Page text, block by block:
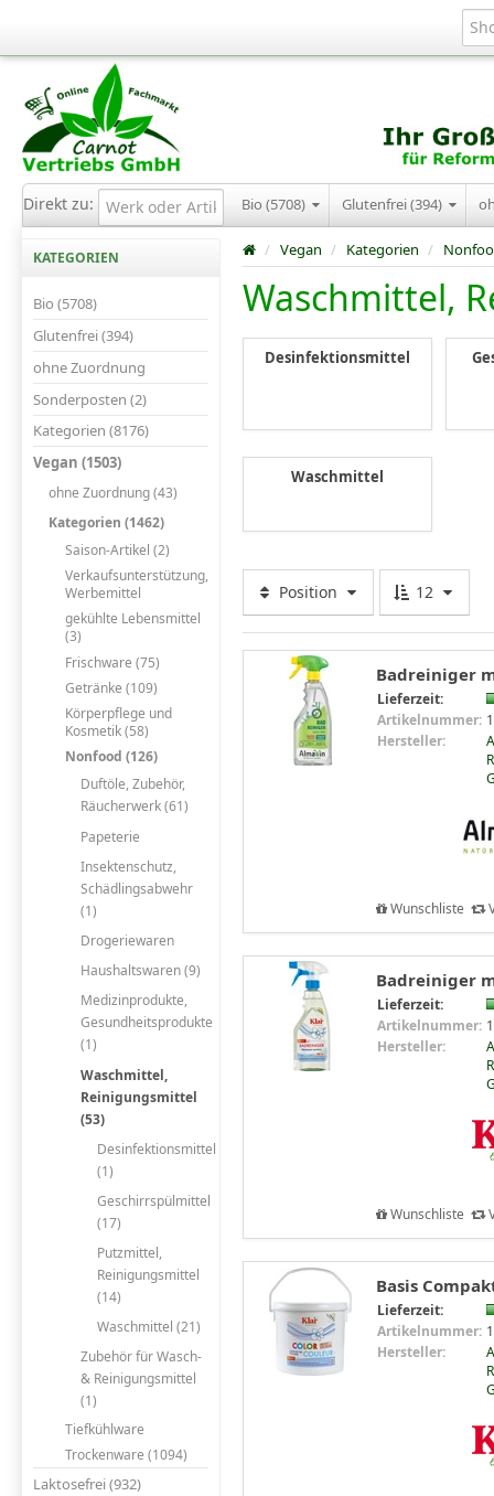
Direkt zu: Bio (5708) Glutenfrei (394)
KATEGORIEN
Bio (5708)
Glutenfrei (394)
ohne Zuordnung
Sonderposten (2)
Kategorien (8176)
Vegan (1503)
ohne Zuordnung (43)
Kategorien (1462)
Saison-Artikel (2)
Verkaufsunterstützung,
Werbemittel
gekühlte Lebensmittel
(3)
Frischware (75)
Getränke (109)
Körperpflege und
Kosmetik (58)
Nonfood (126)
Duftöle, Zubehör,
Räucherwerk (61)
Papeterie
Insektenschutz,
Schädlingsabwehr
(1)
Drogeriewaren
Haushaltswaren (9)
Medizinprodukte,
Gesundheitsprodukte
(1)
Waschmittel,
Reinigungsmittel
(53)
Desinfektionsmittel
(1)
Geschirrspülmittel
(17)
Putzmittel,
Reinigungsmittel
(14)
Waschmittel (21)
Zubehör für Wasch-
& Reinigungsmittel
(1)
Tiefkühlware
Trockenware (1094)
Laktosefrei (932)
/ Vegan / Kategorien /
Waschmittel,
Desinfektionsmittel
Waschmittel
Position 12
Badreiniger
Lieferzeit:
Artikelnummer:
Hersteller:
Wunschliste
Badreiniger
Lieferzeit:
Artikelnummer:
Hersteller:
Wunschliste
Basis
Lieferzeit:
Artikelnummer:
Hersteller: